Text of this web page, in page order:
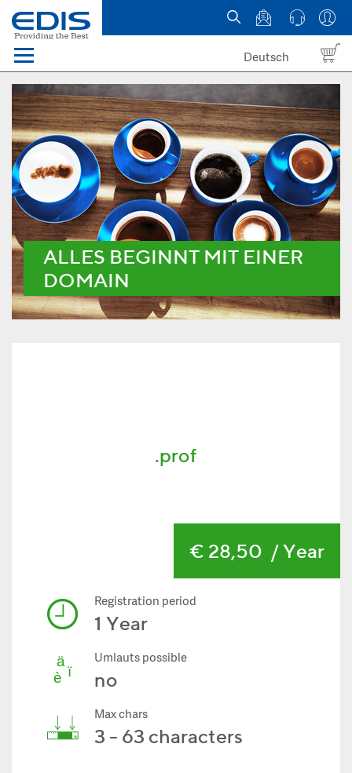
Menü
Domain names
Hosting
News
about EDIS
Deutsch
ALLES BEGINNT MIT EINER
DOMAIN
.prof
€ 28,50 / Year
Registration period
1 Year
Umlauts possible
no
Max chars
3 - 63 characters